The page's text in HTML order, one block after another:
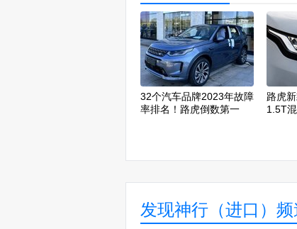
32个汽车品牌2023年故障
率排名！路虎倒数第一
路虎
1.5T
发现神行（进口）频